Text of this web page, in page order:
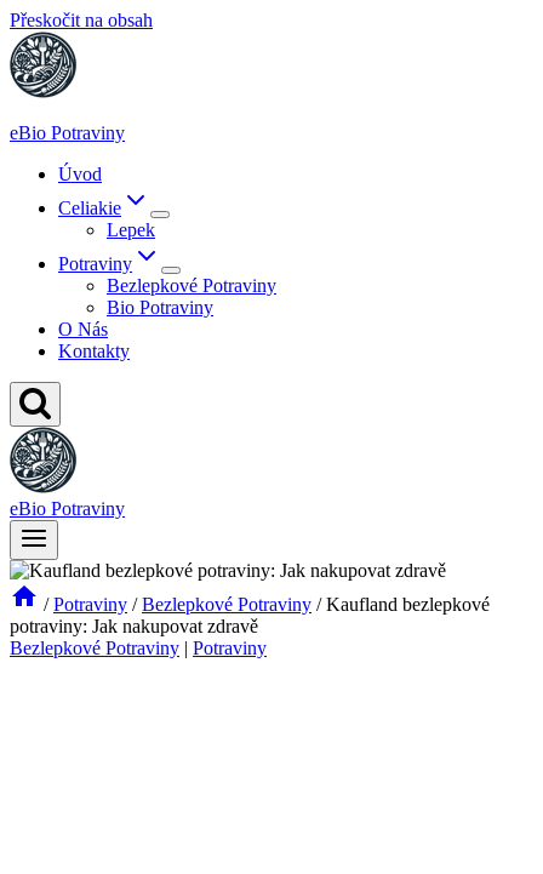
Přeskočit na obsah
eBio Potraviny
Úvod
Celiakie
Lepek
Potraviny
Bezlepkové Potraviny
Bio Potraviny
O Nás
Kontakty
eBio Potraviny
/ Potraviny / Bezlepkové Potraviny / Kaufland bezlepkové
potraviny: Jak nakupovat zdravě
Bezlepkové Potraviny | Potraviny